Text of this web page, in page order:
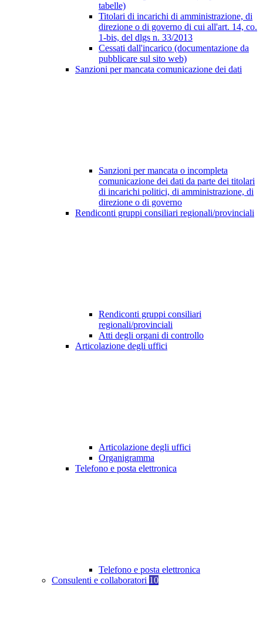
tabelle)
Titolari di incarichi di amministrazione, di
direzione o di governo di cui all'art. 14, co.
1-bis, del dlgs n. 33/2013
Cessati dall'incarico (documentazione da
pubblicare sul sito web)
Sanzioni per mancata comunicazione dei dati
Sanzioni per mancata o incompleta
comunicazione dei dati da parte dei titolari
di incarichi politici, di amministrazione, di
direzione o di governo
Rendiconti gruppi consiliari regionali/provinciali
Rendiconti gruppi consiliari
regionali/provinciali
Atti degli organi di controllo
Articolazione degli uffici
Articolazione degli uffici
Organigramma
Telefono e posta elettronica
Telefono e posta elettronica
Consulenti e collaboratori 10